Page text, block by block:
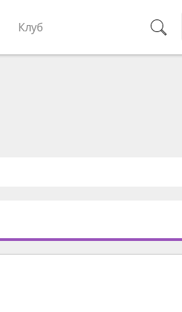
Клуб